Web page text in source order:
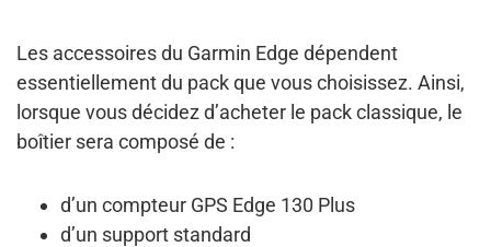
Les accessoires du Garmin Edge dépendent
essentiellement du pack que vous choisissez. Ainsi,
lorsque vous décidez d’acheter le pack classique, le
boîtier sera composé de :
d’un compteur GPS Edge 130 Plus
d’un support standard